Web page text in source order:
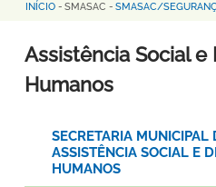
Trilha
de
navegação
INÍCIO - SMASAC - SMASAC/
Assistência Social e
Humanos
SECRETARIA MUNICIPAL
ASSISTÊNCIA SOCIAL E
HUMANOS